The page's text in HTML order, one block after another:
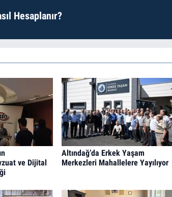
Hesaplanır?
ve Dijital
Altındağ’da Erkek Yaşam
Merkezleri Mahallelere Yayılıyor